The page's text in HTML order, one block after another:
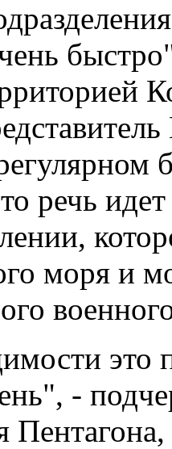
речь
моря и
это
-